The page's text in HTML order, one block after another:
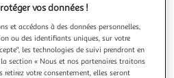
vos données !
et accédons à des données personnelles,
ou des identifiants uniques, sur votre
les technologies de suivi prendront en
section « Nous et nos partenaires traitons
retirez votre consentement, elles seront